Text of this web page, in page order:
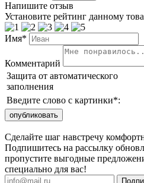
Напишите отзыв
Установите рейтинг данному
Имя*
Комментарий
Защита от автоматического
заполнения
Введите слово с картинки*:
Сделайте шаг навстречу
Подпишитесь на рассылку
пропустите выгодные
специально для вас!